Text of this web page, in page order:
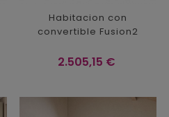
Habitacion con
convertible Fusion2
Precio
2.505,15 €